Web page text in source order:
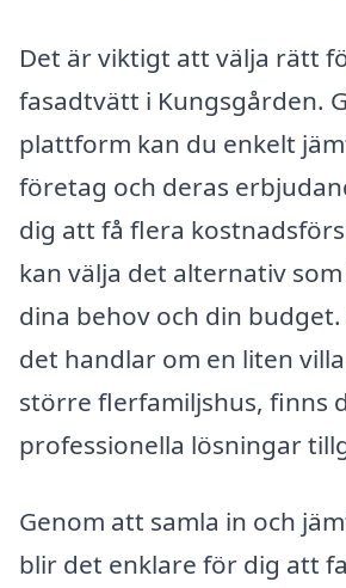
Det är viktigt att välja rätt
fasadtvätt i Kungsgården.
plattform kan du enkelt
företag och deras
dig att få flera
kan välja det alternativ
dina behov och din
det handlar om en liten
större flerfamiljshus, finns
professionella lösningar
Genom att samla in och
blir det enklare för dig att